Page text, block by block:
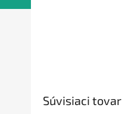
Súvisiaci tovar